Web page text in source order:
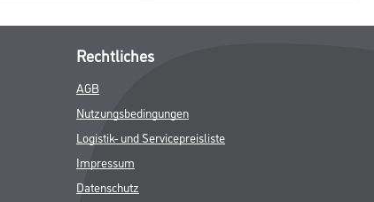
Rechtliches
AGB
Nutzungsbedingungen
Logistik- und Servicepreisliste
Impressum
Datenschutz